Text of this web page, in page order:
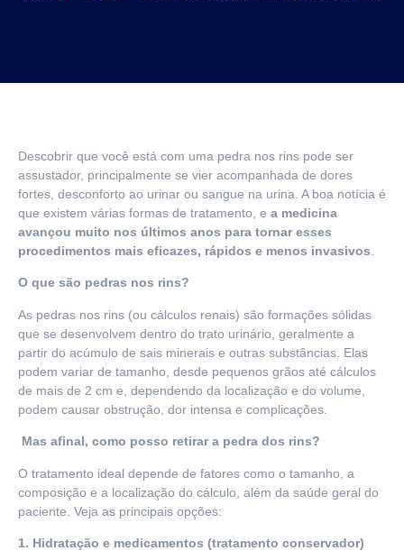
Descobrir que você está com uma pedra nos rins pode ser
assustador, principalmente se vier acompanhada de dores
fortes, desconforto ao urinar ou sangue na urina. A boa notícia é
que existem várias formas de tratamento, e a medicina
avançou muito nos últimos anos para tornar esses
procedimentos mais eficazes, rápidos e menos invasivos
O que são pedras nos rins?
As pedras nos rins (ou cálculos renais) são formações sólidas
que se desenvolvem dentro do trato urinário, geralmente a
partir do acúmulo de sais minerais e outras substâncias. Elas
podem variar de tamanho, desde pequenos grãos até cálculos
de mais de 2 cm e, dependendo da localização e do volume,
podem causar obstrução, dor intensa e complicações.
Mas afinal, como posso retirar a pedra dos rins?
O tratamento ideal depende de fatores como o tamanho, a
composição e a localização do cálculo, além da saúde geral do
paciente. Veja as principais opções:
1. Hidratação e medicamentos (tratamento conservador)